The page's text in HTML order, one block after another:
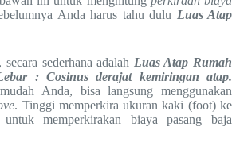
Anda harus tahu dulu Luas Atap
, secara sederhana adalah Luas Atap Rumah
: Cosinus derajat kemiringan atap.
Anda, bisa langsung menggunakan
. Tinggi memperkira ukuran kaki (foot) ke
memperkirakan biaya pasang baja